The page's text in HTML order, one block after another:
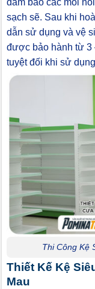
đảm bảo các mối
sạch sẽ. Sau khi
dẫn sử dụng và vệ
được bảo hành từ 3
tuyệt đối khi sử
Thi Công Kệ
Thiết Kế Kệ
Mau